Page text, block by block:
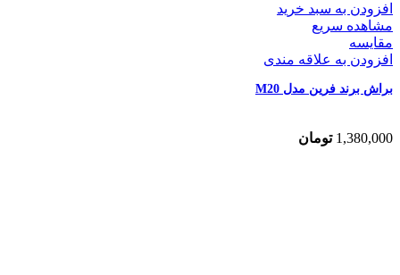
افزودن به سبد خرید
مشاهده سریع
مقایسه
افزودن به علاقه مندی
براش برند فرین مدل M20
1,380,000 تومان